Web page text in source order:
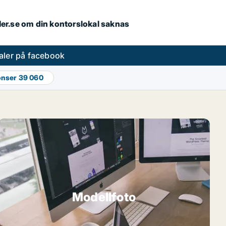
om din kontorslokal saknas
på facebook
39 060
Modellfoto